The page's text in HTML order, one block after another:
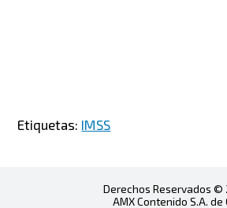
Etiquetas: IMSS
Derechos Reservados ©
AMX Contenido S.A. de